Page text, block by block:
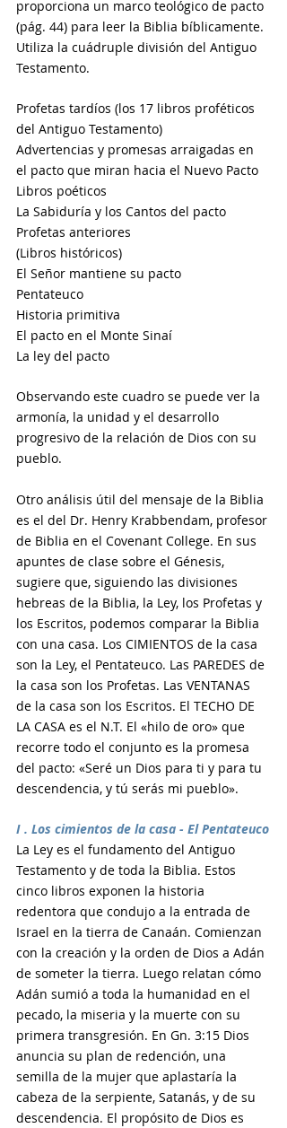
proporciona un marco teológico de pacto
(pág. 44) para leer la Biblia bíblicamente.
Utiliza la cuádruple división del Antiguo
Testamento.
Profetas tardíos (los 17 libros proféticos
del Antiguo Testamento)
Advertencias y promesas arraigadas en
el pacto que miran hacia el Nuevo Pacto
Libros poéticos
La Sabiduría y los Cantos del pacto
Profetas anteriores
(Libros históricos)
El Señor mantiene su pacto
Pentateuco
Historia primitiva
El pacto en el Monte Sinaí
La ley del pacto
Observando este cuadro se puede ver la
armonía, la unidad y el desarrollo
progresivo de la relación de Dios con su
pueblo.
Otro análisis útil del mensaje de la Biblia
es el del Dr. Henry Krabbendam, profesor
de Biblia en el Covenant College. En sus
apuntes de clase sobre el Génesis,
sugiere que, siguiendo las divisiones
hebreas de la Biblia, la Ley, los Profetas y
los Escritos, podemos comparar la Biblia
con una casa. Los CIMIENTOS de la casa
son la Ley, el Pentateuco. Las PAREDES de
la casa son los Profetas. Las VENTANAS
de la casa son los Escritos. El TECHO DE
LA CASA es el N.T. El «hilo de oro» que
recorre todo el conjunto es la promesa
del pacto: «Seré un Dios para ti y para tu
descendencia, y tú serás mi pueblo».
I . Los cimientos de la casa - El Pentateuco
La Ley es el fundamento del Antiguo
Testamento y de toda la Biblia. Estos
cinco libros exponen la historia
redentora que condujo a la entrada de
Israel en la tierra de Canaán. Comienzan
con la creación y la orden de Dios a Adán
de someter la tierra. Luego relatan cómo
Adán sumió a toda la humanidad en el
pecado, la miseria y la muerte con su
primera transgresión. En Gn. 3:15 Dios
anuncia su plan de redención, una
semilla de la mujer que aplastaría la
cabeza de la serpiente, Satanás, y de su
descendencia. El propósito de Dios es